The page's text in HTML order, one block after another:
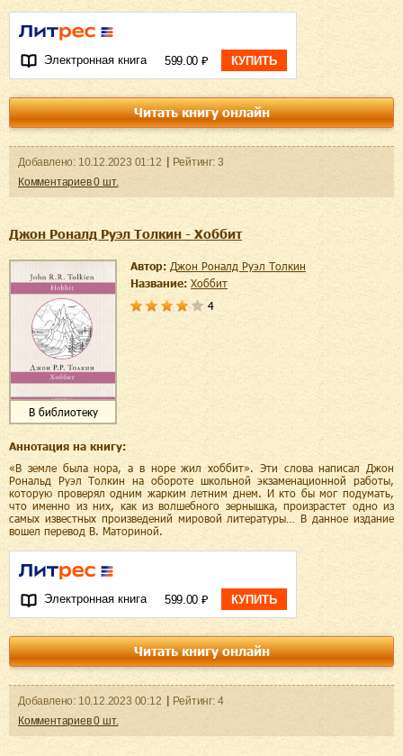
Электронная книга 599.00 ₽ КУПИТЬ
Читать книгу онлайн
Добавленo: 10.12.2023 01:12 Рейтинг: 3
Комментариев0 шт.
Джон Роналд Руэл Толкин - Хоббит
В библиотеку
Автор:
Джон Роналд Руэл Толкин
Название:
Хоббит
4
Аннотация на книгу:
«В земле была нора, а в норе жил хоббит». Эти слова написал Джон
Рональд Руэл Толкин на обороте школьной экзаменационной работы,
которую проверял одним жарким летним днем. И кто бы мог подумать,
что именно из них, как из волшебного зернышка, произрастет одно из
самых известных произведений мировой литературы… В данное издание
вошел перевод В. Маториной.
Электронная книга 599.00 ₽ КУПИТЬ
Читать книгу онлайн
Добавленo: 10.12.2023 00:12 Рейтинг: 4
Комментариев0 шт.